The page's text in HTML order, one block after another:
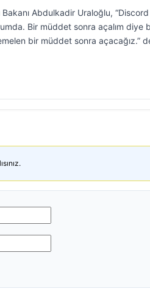
Bakanı Abdulkadir Uraloğlu,
Bir müddet sonra açalım diye
bir müddet sonra açacağız.”